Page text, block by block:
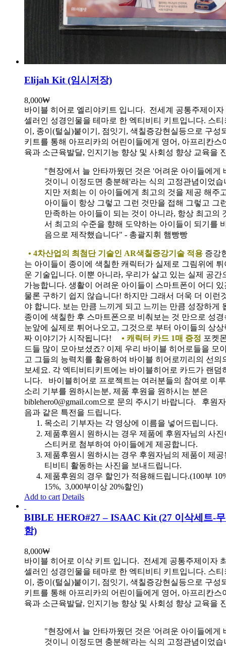
Elijah Kit (임시저장)
8,000₩
바이블 히어로 엘리야키트 입니다. 전세계 공통주제이
셀러인 성경인물을 테마로 한 엑티비티 키트입니다. 스
이, 종이(털실)붙이기, 점잇기, 색칠증강현실등으로 구성
키트를 통해 아프리카의 어린이들에게 영어, 아프리칸스
육과 소근육발달, 인지기능 향상 및 사회성 향상 교육을
"현장에서 늘 안타까웠던 것은 '어려운 아이들에게
것이니 이정도면 충분해'라는 식의 고정관념이었습
지만 저희는 이 아이들에게 최고의 것을 제공 해주
아이들이 항상 그렇고 그런 것만을 접해 그렇고 그
만족하는 아이들이 되는 것이 아니라, 항상 최고의
서 최고의 수준을 향해 도약하는 아이들이 되기를
음으로 제작했습니다" - 총괄지휘 햄빵빵
• 4차산업의 최첨단 기술인 AR색칠증강기술 적용 증강
는 아이들이 종이에 색칠한 캐릭터가 실제로 그림위에
운 기술입니다. 이뿐 아니라, 우리가 살고 있는 실제 공간
가능합니다. 생활이 어려운 아이들이 스마트폰이 어디 있
물론 구하기 쉽지 않습니다! 하지만 그래서 더욱 더 이런
야 합니다. 보는 만큼 느끼게 되고 느끼는 만큼 성장하게
종이에 색칠한 후 스마트폰으로 비춰보는 것 만으로 성
눈앞에 실제로 튀어나오고, 그것으로 부터 아이들의 상
짜 이야기가 시작됩니다! • 캐릭터 카드 1매 증정 포켓
드들 많이 모아보셨죠? 이제 우리 바이블 히어로들을 모
고 그들의 능력치를 활용하여 바이블 히어로끼리의 선의
보세요. 각 엑티비티키트에는 바이블히어로 카드가 랜덤
니다. 바이블히어로 프로젝트는 여러분들의 참여로 이
소리 기부를 원하시는분, 제품 후원을 원하시는 분은
biblehero0@gmail.com으로 문의 주시기 바랍니다. 후원
음과 같은 특전을 드립니다.
목소리 기부자는 각 영상에 이름을 넣어드립니다.
제품후원시 원하시는 경우 제품에 후원자님의 사
스티커로 첨부하여 아이들에게 제공합니다.
제품후원시 원하시는 경우 후원자님의 제품이 제
티비티 활동하는 사진을 보내드립니다.
제품후원의 경우 할인가 적용해드립니다.(100부
15%, 3,000부이상 20%할인)
Add to cart Details
BIBLE HERO#27 – ISAAC Kit (27 이삭세트-
함)
8,000₩
바이블 히어로 이삭 키트 입니다. 전세계 공통주제이자
셀러인 성경인물을 테마로 한 엑티비티 키트입니다. 스
이, 종이(털실)붙이기, 점잇기, 색칠증강현실등으로 구성
키트를 통해 아프리카의 어린이들에게 영어, 아프리칸스
육과 소근육발달, 인지기능 향상 및 사회성 향상 교육을
"현장에서 늘 안타까웠던 것은 '어려운 아이들에게
것이니 이정도면 충분해'라는 식의 고정관념이었습